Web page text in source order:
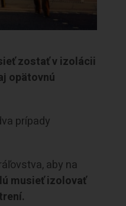
zostať v izolácii
opätovnú
prípady
aby na
musieť izolovať